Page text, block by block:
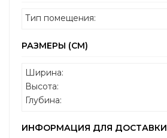
Тип помещения:
РАЗМЕРЫ (СМ)
Ширина:
Высота:
Глубина:
ИНФОРМАЦИЯ ДЛЯ ДОСТАВКИ